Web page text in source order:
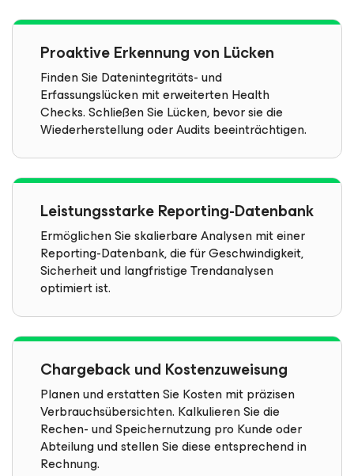
Proaktive Erkennung von Lücken
Finden Sie Datenintegritäts- und
Erfassungslücken mit erweiterten Health
Checks. Schließen Sie Lücken, bevor sie die
Wiederherstellung oder Audits beeinträchtigen.
Leistungsstarke Reporting-Datenbank
Ermöglichen Sie skalierbare Analysen mit einer
Reporting-Datenbank, die für Geschwindigkeit,
Sicherheit und langfristige Trendanalysen
optimiert ist.
Chargeback und Kostenzuweisung
Planen und erstatten Sie Kosten mit präzisen
Verbrauchsübersichten. Kalkulieren Sie die
Rechen- und Speichernutzung pro Kunde oder
Abteilung und stellen Sie diese entsprechend in
Rechnung.